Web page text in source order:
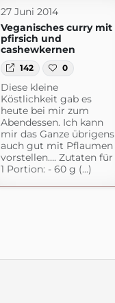
27 Juni 2014
Veganisches curry mit
pfirsich und
cashewkernen
142 0
Diese kleine
Köstlichkeit gab es
heute bei mir zum
Abendessen. Ich kann
mir das Ganze übrigens
auch gut mit Pflaumen
vorstellen…. Zutaten für
1 Portion: - 60 g (...)